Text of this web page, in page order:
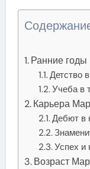
Ранние
Детство
Учеба в
Карьера
Дебют в
Успех и
Возраст